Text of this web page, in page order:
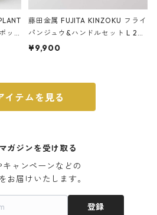
ッ
藤田金属 FUJITA KINZOKU フライ
パンジュウ&ハンドルセット L 24c
m ガス火・IH対応 鉄フライパン
¥9,900
イテムを見る
ガジンを受け取る
キャンペーンなどの
お届けいたします。
登録